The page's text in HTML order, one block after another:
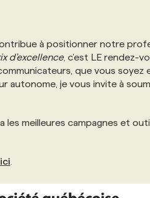
à positionner notre
d’excellence, c’est LE rendez-
que vous soyez
autonome, je vous invite à
meilleures campagnes et